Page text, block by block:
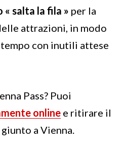
« salta la fila » per la
attrazioni, in modo
con inutili attese
Pass? Puoi
online e ritirare il
a Vienna.